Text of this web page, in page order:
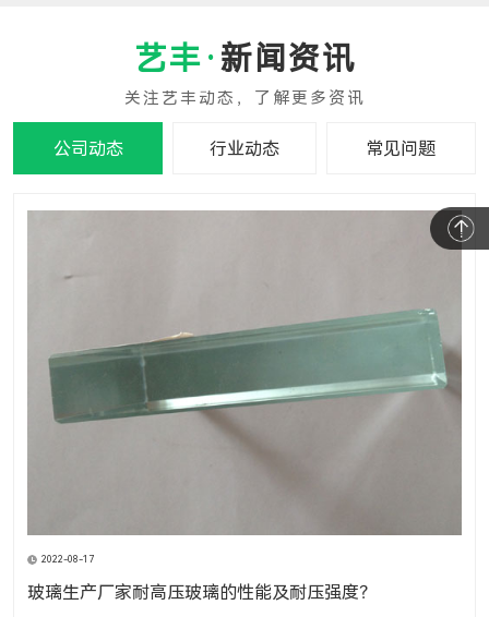
新闻资讯
公司动态 行业动态 常见问题
2022-08-17
玻璃生产厂家耐高压玻璃的性能及耐压强度？